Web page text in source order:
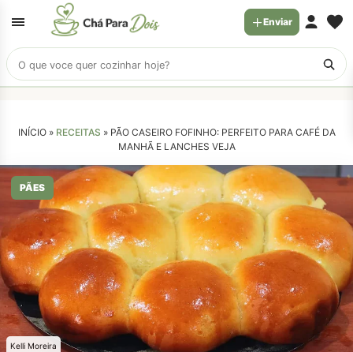
Buscar
receitas
Enviar
INÍCIO » RECEITAS » PÃO CASEIRO FOFINHO: PERFEITO PARA CAFÉ DA
MANHÃ E LANCHES VEJA
PÃES
Kelli Moreira